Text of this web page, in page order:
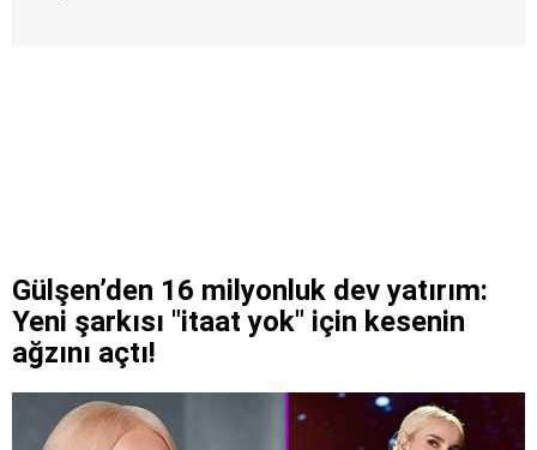
Gülşen’den 16 milyonluk dev yatırım:
Yeni şarkısı "itaat yok" için kesenin
ağzını açtı!